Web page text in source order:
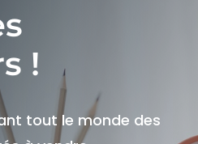
!
tout le monde des